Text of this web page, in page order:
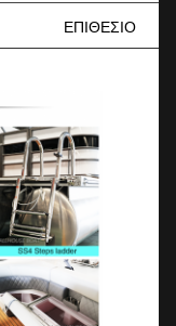
ΕΠΙΘΕΣΙΟ